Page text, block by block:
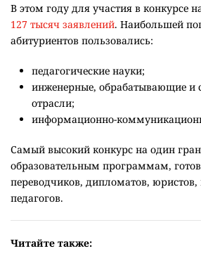
В этом году для участия в конкурсе
127 тысяч заявлений. Наибольшей
абитуриентов пользовались:
педагогические науки;
инженерные, обрабатывающие и
отрасли;
информационно-
Самый высокий конкурс на один
образовательным программам,
переводчиков, дипломатов, юристов,
педагогов.
Читайте также: